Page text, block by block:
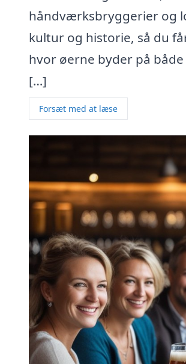
håndværksbryggerier og
kultur og historie, så du
hvor øerne byder på
[…]
Forsæt med at læse